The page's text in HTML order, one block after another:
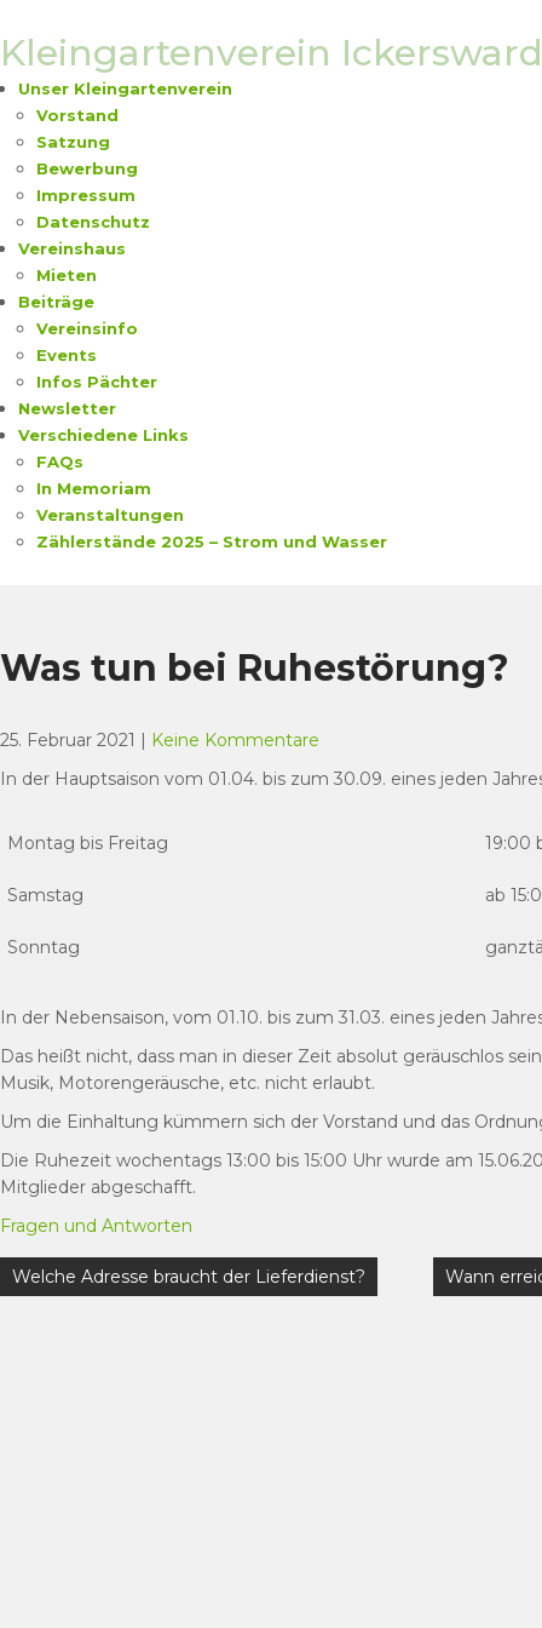
to
content
Kleingartenverein Ickersward
Unser Kleingartenverein
Vorstand
Satzung
Bewerbung
Impressum
Datenschutz
Vereinshaus
Mieten
Beiträge
Vereinsinfo
Events
Infos Pächter
Newsletter
Verschiedene Links
FAQs
In Memoriam
Veranstaltungen
Zählerstände 2025 – Strom und Wasser
Was tun bei Ruhestörung?
25. Februar 2021 | Keine Kommentare
In der Hauptsaison vom 01.04. bis zum 30.09. eines jeden
Montag bis Freitag 19:00
Samstag ab
Sonntag
In der Nebensaison, vom 01.10. bis zum 31.03. eines jeden
Das heißt nicht, dass man in dieser Zeit absolut geräuschlos
Musik, Motorengeräusche, etc. nicht erlaubt.
Um die Einhaltung kümmern sich der Vorstand und das
Die Ruhezeit wochentags 13:00 bis 15:00 Uhr wurde am
Mitglieder abgeschafft.
Fragen und Antworten
Beitragsnavigation
Welche Adresse braucht der Lieferdienst? Wann